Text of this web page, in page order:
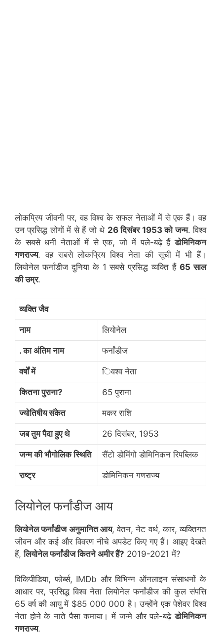
लोकप्रिय जीवनी पर, वह विश्व के सफल नेताओं में से एक हैं। वह
उन प्रसिद्ध लोगों में से हैं जो थे 26 दिसंबर 1953 को जन्म. विश्व
के सबसे धनी नेताओं में से एक, जो में पले-बढ़े हैंडोमिनिकन
गणराज्य. वह सबसे लोकप्रिय विश्व नेता की सूची में भी हैं।
लियोनेल फर्नांडीज दुनिया के 1 सबसे प्रसिद्ध व्यक्ति हैं65 साल
की उम्र.
व्यक्ति जैव
नाम लियोनेल
. का अंतिम नाम फर्नांडीज
वर्षों में िवश्व नेता
कितना पुराना? 65 पुराना
ज्योतिषीय संकेत मकर राशि
जब तुम पैदा हुए थे 26 दिसंबर, 1953
जन्म की भौगोलिक स्थिति सैंटो डोमिंगो डोमिनिकन रिपब्लिक
राष्ट्र डोमिनिकन गणराज्य
लियोनेल फर्नांडीज आय
लियोनेल फर्नांडीज अनुमानित आय, वेतन, नेट वर्थ, कार, व्यक्तिगत
जीवन और कई और विवरण नीचे अपडेट किए गए हैं। आइए देखते
हैं,लियोनेल फर्नांडीज कितने अमीर हैं? 2019-2021 में?
विकिपीडिया, फोर्ब्स, IMDb और विभिन्न ऑनलाइन संसाधनों के
आधार पर, प्रसिद्ध विश्व नेता लियोनेल फर्नांडीज की कुल संपत्ति
65 वर्ष की आयु में $85 000 000 है। उन्होंने एक पेशेवर विश्व
नेता होने के नाते पैसा कमाया। में जन्मे और पले-बढ़ेडोमिनिकन
गणराज्य.